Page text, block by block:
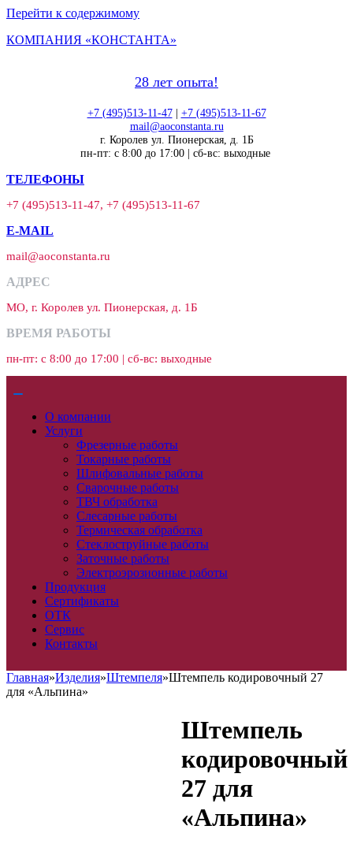
Перейти к содержимому
КОМПАНИЯ «КОНСТАНТА»
28 лет опыта!
+7 (495)513-11-47| +7 (495)513-11-67
mail@aoconstanta.ru
г. Королев ул. Пионерская, д. 1Б
пн-пт: с 8:00 до 17:00 | сб-вс: выходные
ТЕЛЕФОНЫ
+7 (495)513-11-47, +7 (495)513-11-67
E-MAIL
mail@aoconstanta.ru
АДРЕС
МО, г. Королев ул. Пионерская, д. 1Б
ВРЕМЯ РАБОТЫ
пн-пт: с 8:00 до 17:00 | сб-вс: выходные
О компании
Услуги
Фрезерные работы
Токарные работы
Шлифовальные работы
Сварочные работы
ТВЧ обработка
Слесарные работы
Термическая обработка
Стеклоструйные работы
Заточные работы
Электроэрозионные работы
Продукция
Сертификаты
ОТК
Сервис
Контакты
Главная»Изделия»Штемпеля»Штемпель кодировочный 27
для «Альпина»
Штемпель
кодировочный
27 для
«Альпина»